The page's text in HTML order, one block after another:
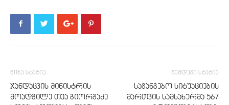
წინა სტატია
ჯანდაცვის მინისტრის
მოადგილე თეა გიორგაძე
შემდეგი სტატია
საგანგებო სიტუაციების
მართვის სამსახურმა 567